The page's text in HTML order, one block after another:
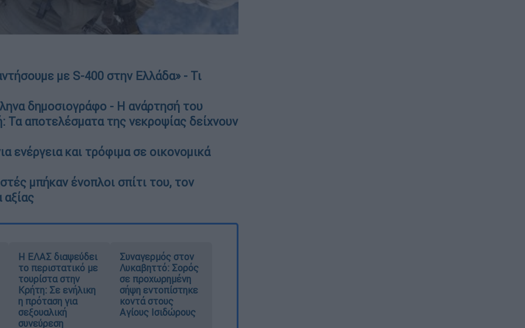
με S-400 στην Ελλάδα» - Τι
δημοσιογράφο - Η ανάρτησή του
Τα αποτελέσματα της νεκροψίας δείχνουν
ενέργεια και τρόφιμα σε οικονομικά
μπήκαν ένοπλοι σπίτι του, τον
Η ΕΛΑΣ διαψεύδει
το περιστατικό με
τουρίστα στην
Κρήτη: Σε ενήλικη
η πρόταση για
σεξουαλική
συνεύρεση
Συναγερμός στον
Λυκαβηττό: Σορός
σε προχωρημένη
σήψη εντοπίστηκε
κοντά στους
Αγίους Ισιδώρους